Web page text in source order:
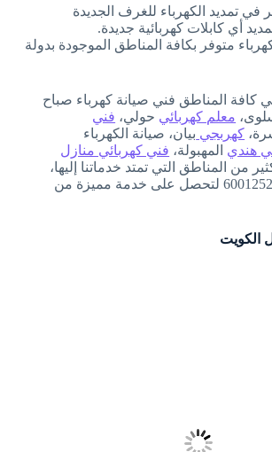
في تمديد الكهرباء للغرف الجديدة
أي كابلات كهربائية جديدة.
متوفر بكافة المناطق الموجودة بدولة
كافة المناطق فني صيانة كهرباء صباح
معلم كهربائي حولي، فني
كهربجي بيان، صيانة الكهرباء
هندي المهبولة، فني كهربائي منازل
من المناطق التي تمتد خدماتنا إليها،
فقط اتصل على 60012522 لتحصل على خدمة مميزة من
الكويت